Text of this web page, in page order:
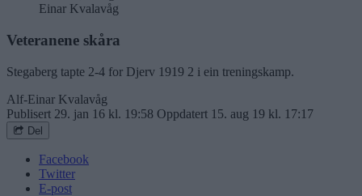
Einar Kvalavåg
Veteranene skåra
Stegaberg tapte 2-4 for Djerv 1919 2 i ein treningskamp.
Alf-Einar Kvalavåg
Publisert 29. jan 16 kl. 19:58 Oppdatert 15. aug 19 kl. 17:17
Del
Facebook
Twitter
E-post